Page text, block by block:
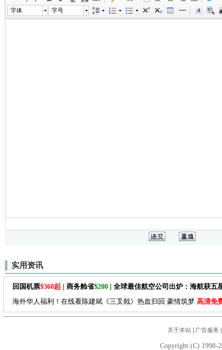
字体 字号
实用资讯
回国机票$360起 | 商务舱省$200 | 全球最佳航空公司出炉：海航获五
海外华人福利！在线看陈建斌《三叉戟》热血归回 豪情筑梦 高清免
关于本站| 广告服务
Copyright (C) 1998-